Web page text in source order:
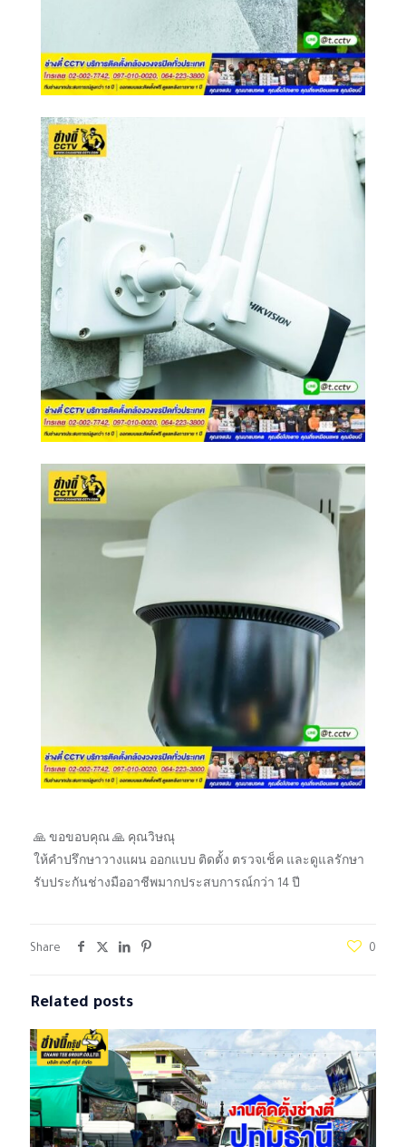
🙏 ขอขอบคุณ 🙏 คุณวิษณุ
ให้คำปรึกษาวางแผน ออกแบบ ติดตั้ง ตรวจเช็ค และดูแลรักษา
รับประกันช่างมืออาชีพมากประสบการณ์กว่า 14 ปี
Share 0
Related posts